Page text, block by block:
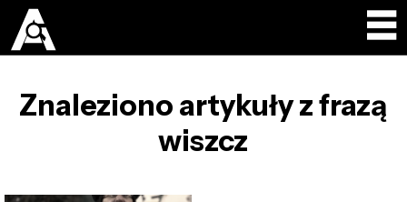
Znaleziono artykuły z frazą
wiszcz